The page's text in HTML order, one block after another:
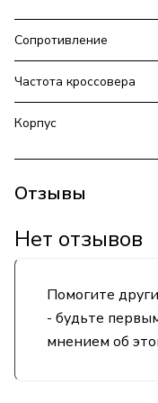
Сопротивление
Частота кроссовера
Корпус
Отзывы
Помогите
- будьте
мнением об
Нет отзывов